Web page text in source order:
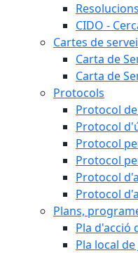
CIDO -
Cartes de
Carta de
Carta de
Protocols
Protocol
Protocol
Protocol
Protocol
Protocol
Protocol
Plans,
Pla d'acció
Pla local